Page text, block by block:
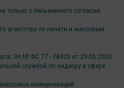
только с письменного согласия
агентства по печати и массовым
Эл № ФС 77 - 78420 от 29.05.2020
службой по надзору в сфере
коммуникаций